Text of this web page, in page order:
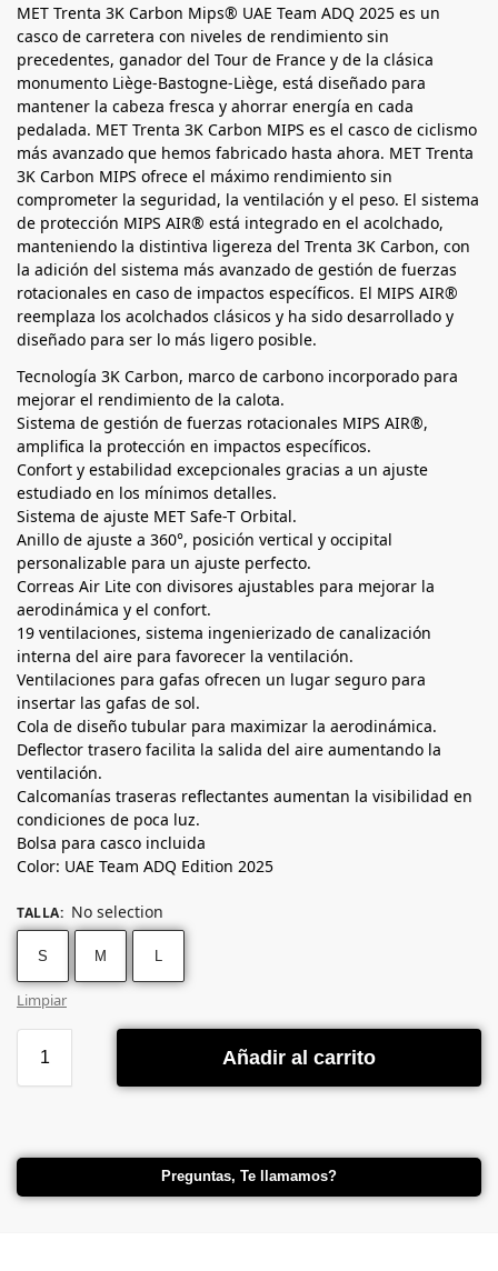
MET Trenta 3K Carbon Mips® UAE Team ADQ 2025 es un
casco de carretera con niveles de rendimiento sin
precedentes, ganador del Tour de France y de la clásica
monumento Liège-Bastogne-Liège, está diseñado para
mantener la cabeza fresca y ahorrar energía en cada
pedalada. MET Trenta 3K Carbon MIPS es el casco de ciclismo
más avanzado que hemos fabricado hasta ahora. MET Trenta
3K Carbon MIPS ofrece el máximo rendimiento sin
comprometer la seguridad, la ventilación y el peso. El sistema
de protección MIPS AIR® está integrado en el acolchado,
manteniendo la distintiva ligereza del Trenta 3K Carbon, con
la adición del sistema más avanzado de gestión de fuerzas
rotacionales en caso de impactos específicos. El MIPS AIR®
reemplaza los acolchados clásicos y ha sido desarrollado y
diseñado para ser lo más ligero posible.
Tecnología 3K Carbon, marco de carbono incorporado para
mejorar el rendimiento de la calota.
Sistema de gestión de fuerzas rotacionales MIPS AIR®,
amplifica la protección en impactos específicos.
Confort y estabilidad excepcionales gracias a un ajuste
estudiado en los mínimos detalles.
Sistema de ajuste MET Safe-T Orbital.
Anillo de ajuste a 360°, posición vertical y occipital
personalizable para un ajuste perfecto.
Correas Air Lite con divisores ajustables para mejorar la
aerodinámica y el confort.
19 ventilaciones, sistema ingenierizado de canalización
interna del aire para favorecer la ventilación.
Ventilaciones para gafas ofrecen un lugar seguro para
insertar las gafas de sol.
Cola de diseño tubular para maximizar la aerodinámica.
Deflector trasero facilita la salida del aire aumentando la
ventilación.
Calcomanías traseras reflectantes aumentan la visibilidad en
condiciones de poca luz.
Bolsa para casco incluida
Color: UAE Team ADQ Edition 2025
TALLA: No selection
S M L
Limpiar
Añadir al carrito
Preguntas, Te llamamos?